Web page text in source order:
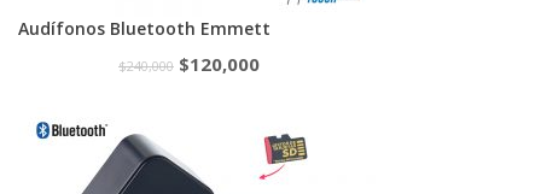
Audífonos Bluetooth Emmett
$240,000 $120,000